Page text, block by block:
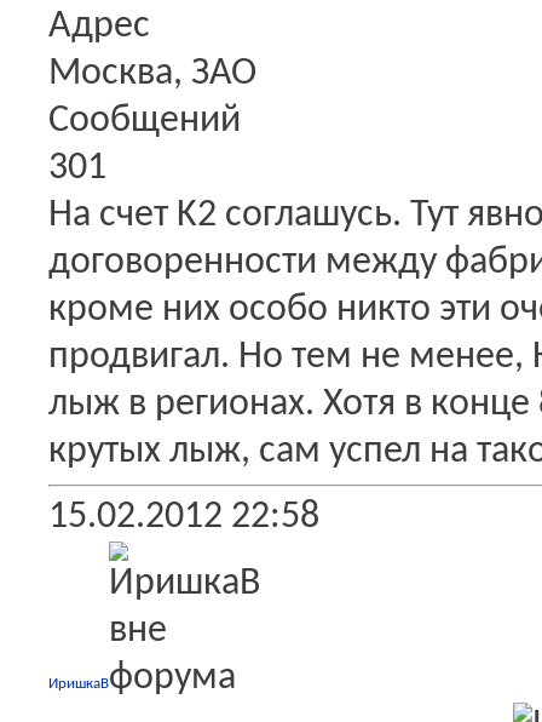
Адрес
Москва, ЗАО
Сообщений
301
На счет K2 соглашусь. Тут
договоренности между
кроме них особо никто эти
продвигал. Но тем не менее,
лыж в регионах. Хотя в
крутых лыж, сам успел на
15.02.2012 22:58
ИришкаВ